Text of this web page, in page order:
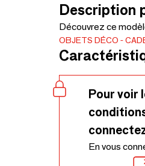
Description
Découvrez ce
OBJETS DÉCO
Pour voir
En vous